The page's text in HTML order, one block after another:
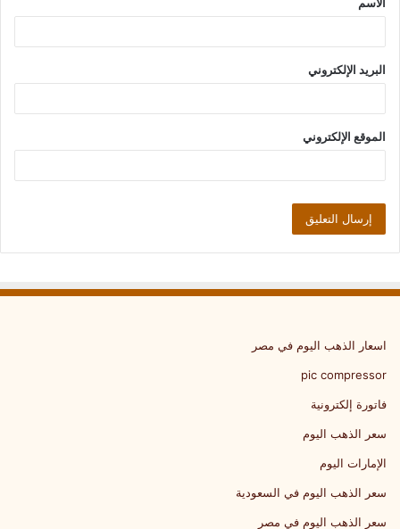
*
البريد الإلكتروني
الموقع الإلكتروني
اسعار الذهب اليوم في مصر
pic compressor
فاتورة إلكترونية
سعر الذهب اليوم
الإمارات اليوم
سعر الذهب اليوم في السعودية
سعر الذهب اليوم في مصر